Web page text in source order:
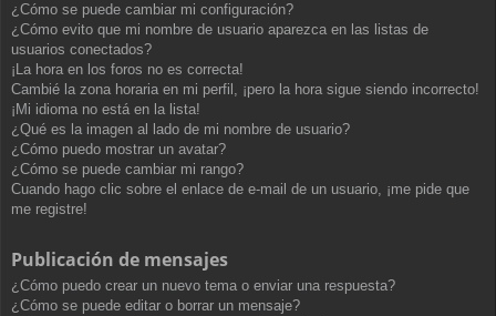
¿Cómo se puede cambiar mi configuración?
¿Cómo evito que mi nombre de usuario aparezca en las listas de
usuarios conectados?
¡La hora en los foros no es correcta!
Cambié la zona horaria en mi perfil, ¡pero la hora sigue siendo incorrecto!
¡Mi idioma no está en la lista!
¿Qué es la imagen al lado de mi nombre de usuario?
¿Cómo puedo mostrar un avatar?
¿Cómo se puede cambiar mi rango?
Cuando hago clic sobre el enlace de e-mail de un usuario, ¡me pide que
me registre!
Publicación de mensajes
¿Cómo puedo crear un nuevo tema o enviar una respuesta?
¿Cómo se puede editar o borrar un mensaje?